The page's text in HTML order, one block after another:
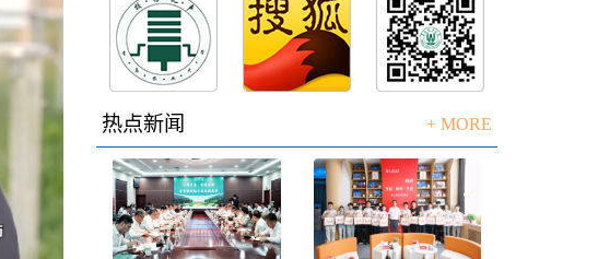
热点新闻 + MORE